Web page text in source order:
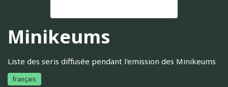
Minikeums
Liste des seris diffusée pendant l'emission des Minikeums
français